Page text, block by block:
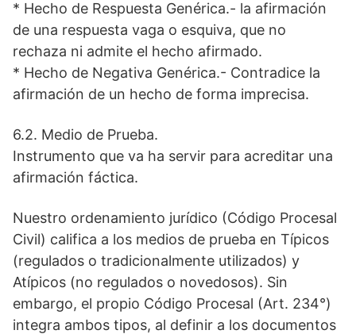
* Hecho de Respuesta Genérica.- la afirmación
de una respuesta vaga o esquiva, que no
rechaza ni admite el hecho afirmado.
* Hecho de Negativa Genérica.- Contradice la
afirmación de un hecho de forma imprecisa.
6.2. Medio de Prueba.
Instrumento que va ha servir para acreditar una
afirmación fáctica.
Nuestro ordenamiento jurídico (Código Procesal
Civil) califica a los medios de prueba en Típicos
(regulados o tradicionalmente utilizados) y
Atípicos (no regulados o novedosos). Sin
embargo, el propio Código Procesal (Art. 234°)
integra ambos tipos, al definir a los documentos